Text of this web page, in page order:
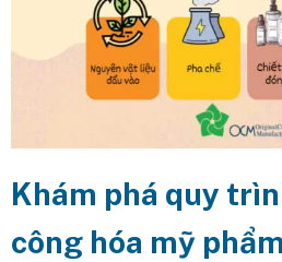
Khám phá quy
công hóa mỹ